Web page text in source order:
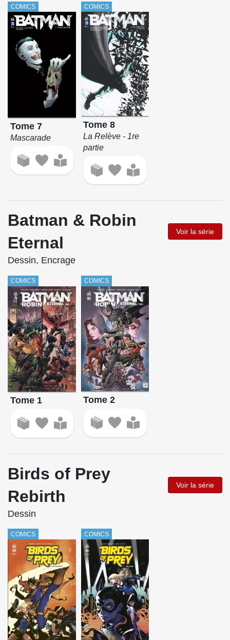
COMICS
Tome 7
Mascarade
COMICS
Tome 8
La Relève - 1re
partie
Batman & Robin
Eternal
Voir la série
Dessin, Encrage
COMICS
Tome 1
COMICS
Tome 2
Birds of Prey
Rebirth
Voir la série
Dessin
COMICS COMICS